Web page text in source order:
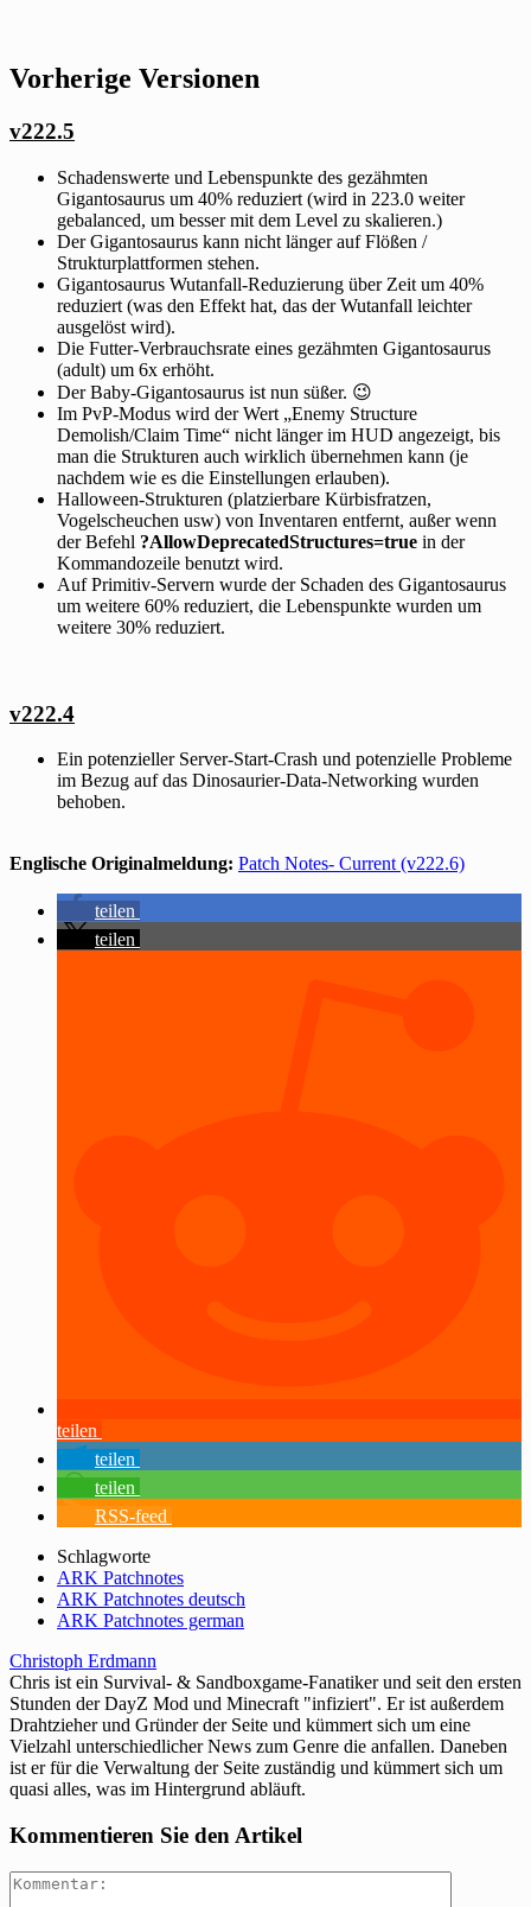
Vorherige Versionen
v222.5
Schadenswerte und Lebenspunkte des gezähmten
Gigantosaurus um 40% reduziert (wird in 223.0 weiter
gebalanced, um besser mit dem Level zu skalieren.)
Der Gigantosaurus kann nicht länger auf Flößen /
Strukturplattformen stehen.
Gigantosaurus Wutanfall-Reduzierung über Zeit um 40%
reduziert (was den Effekt hat, das der Wutanfall leichter
ausgelöst wird).
Die Futter-Verbrauchsrate eines gezähmten Gigantosaurus
(adult) um 6x erhöht.
Der Baby-Gigantosaurus ist nun süßer. 😉
Im PvP-Modus wird der Wert „Enemy Structure
Demolish/Claim Time“ nicht länger im HUD angezeigt, bis
man die Strukturen auch wirklich übernehmen kann (je
nachdem wie es die Einstellungen erlauben).
Halloween-Strukturen (platzierbare Kürbisfratzen,
Vogelscheuchen usw) von Inventaren entfernt, außer wenn
der Befehl ?AllowDeprecatedStructures=true in der
Kommandozeile benutzt wird.
Auf Primitiv-Servern wurde der Schaden des Gigantosaurus
um weitere 60% reduziert, die Lebenspunkte wurden um
weitere 30% reduziert.
v222.4
Ein potenzieller Server-Start-Crash und potenzielle Probleme
im Bezug auf das Dinosaurier-Data-Networking wurden
behoben.
Englische Originalmeldung: Patch Notes- Current (v222.6)
teilen
teilen
teilen
teilen
teilen
RSS-feed
Schlagworte
ARK Patchnotes
ARK Patchnotes deutsch
ARK Patchnotes german
Christoph Erdmann
Chris ist ein Survival- & Sandboxgame-Fanatiker und seit den ersten
Stunden der DayZ Mod und Minecraft "infiziert". Er ist außerdem
Drahtzieher und Gründer der Seite und kümmert sich um eine
Vielzahl unterschiedlicher News zum Genre die anfallen. Daneben
ist er für die Verwaltung der Seite zuständig und kümmert sich um
quasi alles, was im Hintergrund abläuft.
Kommentieren Sie den Artikel